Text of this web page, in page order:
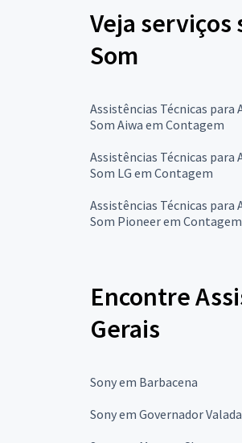
Veja serviços
Som
Assistências Técnicas para
Som Aiwa em Contagem
Assistências Técnicas para
Som LG em Contagem
Assistências Técnicas para
Som Pioneer em Contagem
Encontre
Gerais
Sony em Barbacena
Sony em Governador